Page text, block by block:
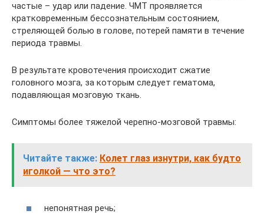
частые – удар или падение. ЧМТ проявляется
кратковременным бессознательным состоянием,
стреляющей болью в голове, потерей памяти в течение
периода травмы.
В результате кровотечения происходит сжатие
головного мозга, за которым следует гематома,
подавляющая мозговую ткань.
Симптомы более тяжелой черепно-мозговой травмы:
Читайте также: Колет глаз изнутри, как будто
иголкой — что это?
непонятная речь;